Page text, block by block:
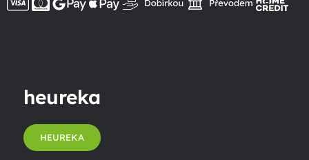
heureka
HEUREKA